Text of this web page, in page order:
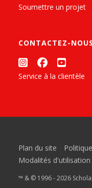
Soumettre un projet
CONTACTEZ-NOUS
Service à la clientèle
Plan du site
Modalités d'utilisation
™ & © 1996 - 2026